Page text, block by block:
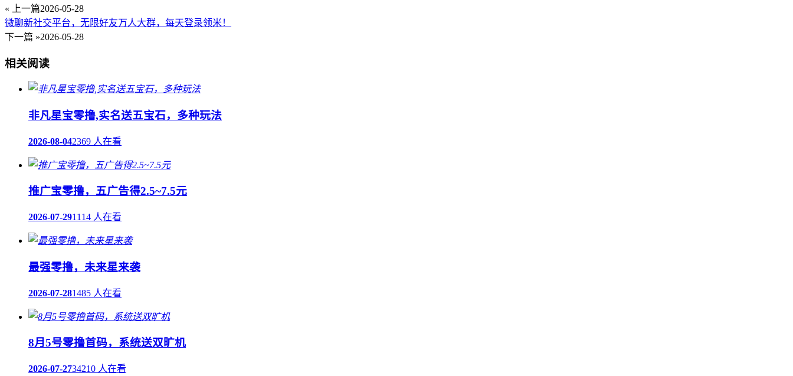
« 上一篇2026-05-28
微聊新社交平台，无限好友万人大群，每天登录领米！
下一篇 »2026-05-28
相关阅读
非凡星宝零撸,实名送五宝石，多种玩法
2026-08-042369 人在看
推广宝零撸，五广告得2.5~7.5元
2026-07-291114 人在看
最强零撸，未来星来袭
2026-07-281485 人在看
8月5号零撸首码，系统送双旷机
2026-07-2734210 人在看